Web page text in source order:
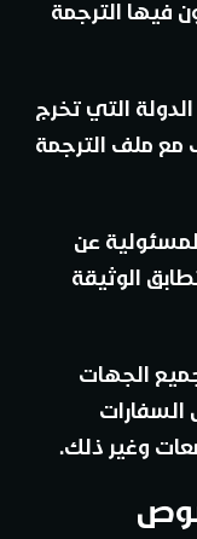
فيها الترجمة
التي تخرج
مع ملف الترجمة
عن
الوثيقة
الجهات
السفارات
وغير ذلك.